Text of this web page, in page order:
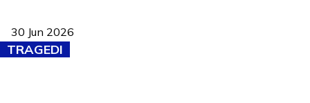
30 Jun 2026
TRAGEDI